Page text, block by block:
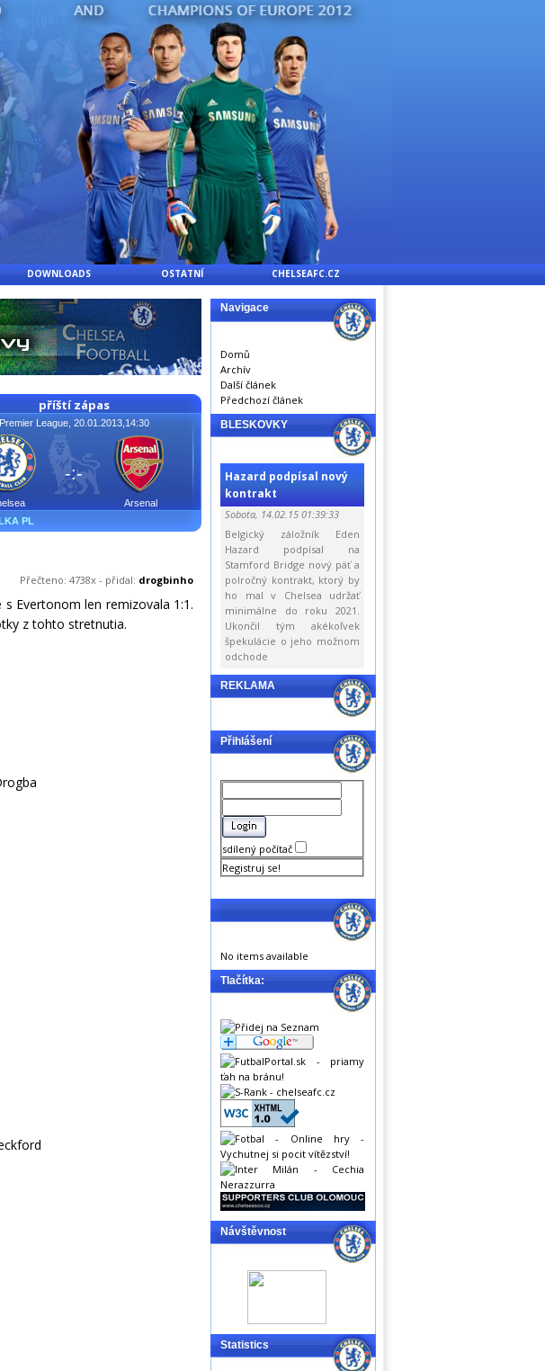
DOWNLOADS OSTATNÍ CHELSEAFC.CZ
příští zápas
Premier League, 20.01.2013,14:30
Arsenal
-:-
PL
Přečteno: 4738x - přidal: drogbinho
Evertonom len remizovala 1:1.
z tohto stretnutia.
Navigace
Domů
Archív
Další článek
Předchozí článek
BLESKOVKY
Hazard podpísal nový
kontrakt
Sobota, 14.02.15 01:39:33
Belgický záložník Eden
Hazard podpísal na
Stamford Bridge nový päť a
polročný kontrakt, ktorý by
ho mal v Chelsea udržať
minimálne do roku 2021.
Ukončil tým akékoľvek
špekulácie o jeho možnom
odchode
REKLAMA
Přihlášení
sdílený počítač
Registruj se!
No items available
Tlačítka:
Návštěvnost
Statistics